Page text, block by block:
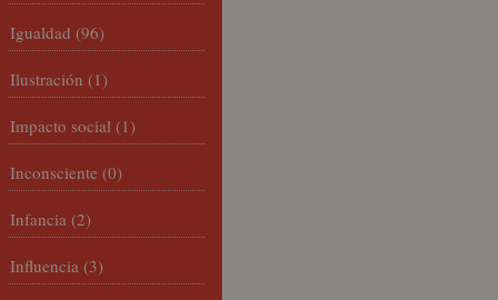
Igualdad (96)
Ilustración (1)
Impacto social (1)
Inconsciente (0)
Infancia (2)
Influencia (3)